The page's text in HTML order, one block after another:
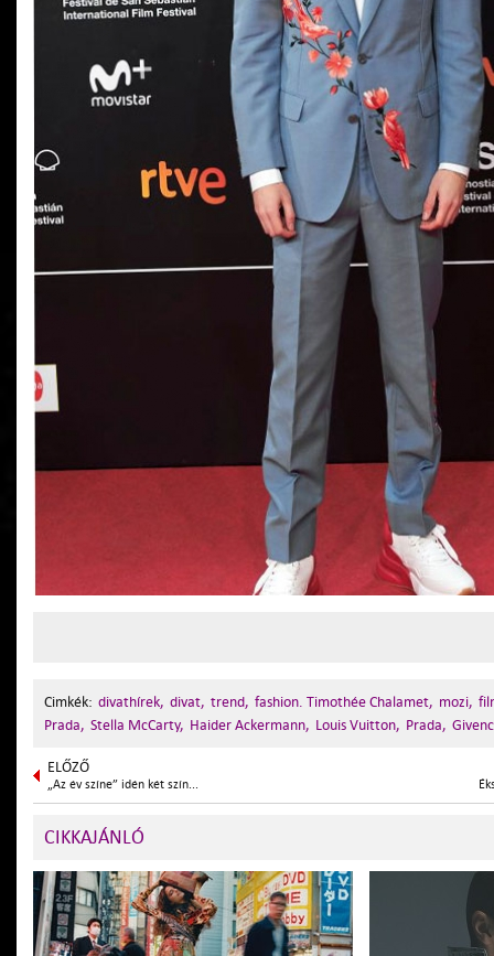
Cimkék: divathírek, divat, trend, fashion. Timothée Chalamet, mozi,
Prada, Stella McCarty, Haider Ackermann, Louis Vuitton, Prada,
ELŐZŐ
„Az év színe” idén két szín...
CIKKAJÁNLÓ